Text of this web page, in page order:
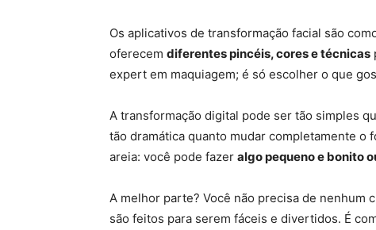
Os aplicativos de transformação facial são
oferecem diferentes pincéis, cores e técnicas
expert em maquiagem; é só escolher o que
A transformação digital pode ser tão simples
tão dramática quanto mudar completamente o
areia: você pode fazer algo pequeno e bonito
A melhor parte? Você não precisa de nenhum
são feitos para serem fáceis e divertidos. É